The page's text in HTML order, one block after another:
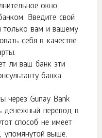
окно,
Введите свой
только вам и вашему
себя в качестве
ли ваш банк эти
банка.
через Gunay Bank
денежный перевод в
способ не имеет
упомянутой выше.